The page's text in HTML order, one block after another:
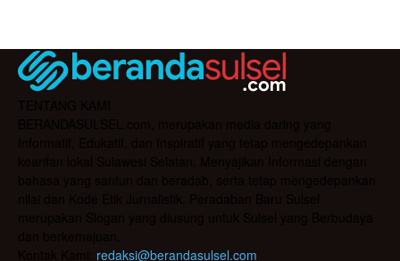
redaksi@berandasulsel.com